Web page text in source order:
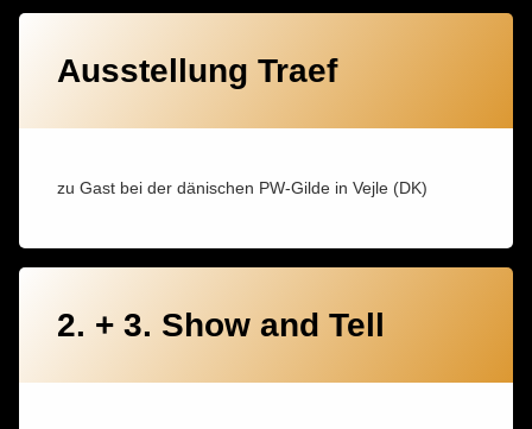
Ausstellung Traef
zu Gast bei der dänischen PW-Gilde in Vejle (DK)
2. + 3. Show and Tell